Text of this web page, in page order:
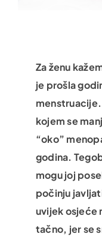
Za ženu
je prošla
menstruacije.
kojem se
“oko”
godina.
mogu joj
počinju
uvijek osjeće
tačno, jer se